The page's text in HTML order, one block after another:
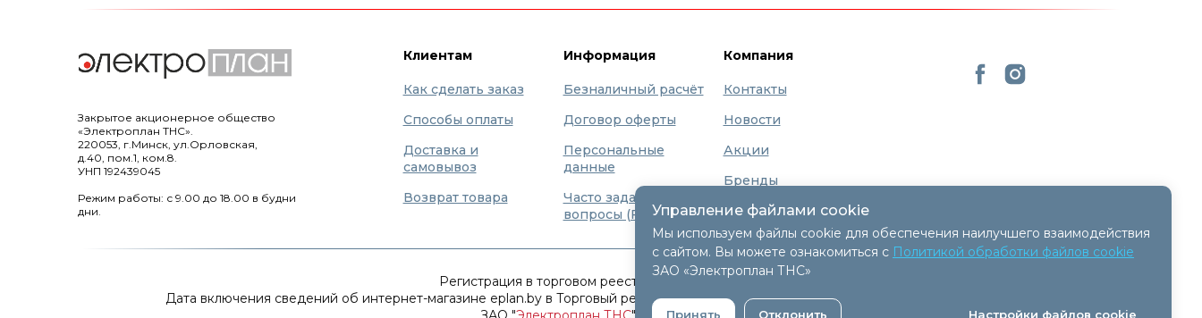
Управление файлами cookie
Мы используем файлы cookie для обеспечения наилучшего взаимодействия
с сайтом. Вы можете ознакомиться с Политикой обработки файлов cookie
ЗАО «Электроплан ТНС»
Принять Отклонить Настройки файлов cookie
Закрытое акционерное общество
«Электроплан ТНС».
220053, г.Минск, ул.Орловская,
д.40, пом.1, ком.8.
УНП 192439045
Режим работы: с 9.00 до 18.00 в будни
дни.
Клиентам
Как сделать заказ
Способы оплаты
Доставка и
самовывоз
Возврат товара
Информация
Безналичный расчёт
Договор оферты
Персональные
данные
Часто задаваемые
вопросы (FAQ)
Компания
Контакты
Новости
Акции
Бренды
О нас
Регистрация в торговом реестре 9 декабря 2015г.
Дата включения сведений об интернет-магазине eplan.by в Торговый реестр Республики Беларусь - 11.04.2018, № регистрации 41254.